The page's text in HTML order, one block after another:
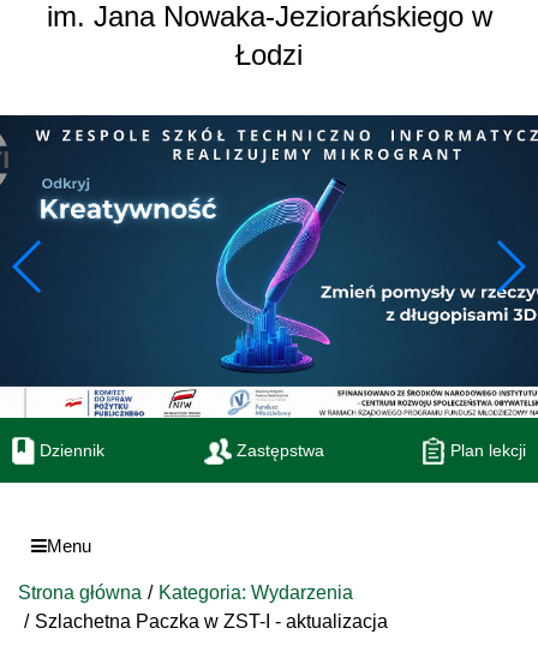
im. Jana Nowaka-Jeziorańskiego w
Łodzi
Dziennik Zastępstwa Plan lekcji
Menu
Strona główna
Kategoria: Wydarzenia
Szlachetna Paczka w ZST-I - aktualizacja